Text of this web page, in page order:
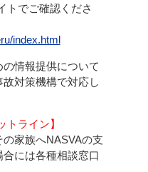
トでご確認くださ
index.html
情報提供について
対策機構で対応し
トライン】
家族へNASVAの支
には各種相談窓口